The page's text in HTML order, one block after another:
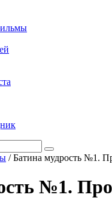
/Батина мудрость №1.
№1.